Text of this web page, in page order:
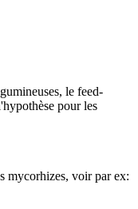
le feed-
pour les
mycorhizes, voir par ex: